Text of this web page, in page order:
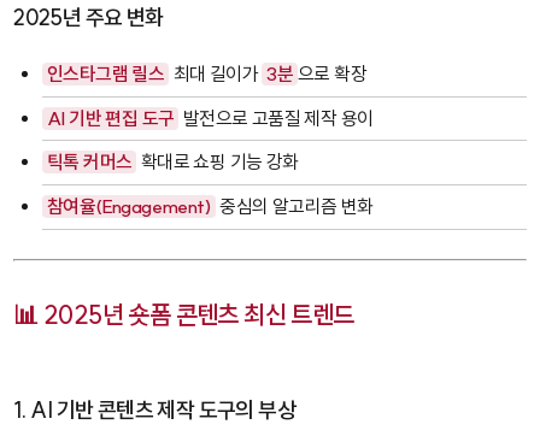
2025년 주요 변화
인스타그램 릴스 최대 길이가 3분 으로 확장
AI 기반 편집 도구 발전으로 고품질 제작 용이
틱톡 커머스 확대로 쇼핑 기능 강화
참여율(Engagement) 중심의 알고리즘 변화
📊 2025년 숏폼 콘텐츠 최신 트렌드
1. AI 기반 콘텐츠 제작 도구의 부상